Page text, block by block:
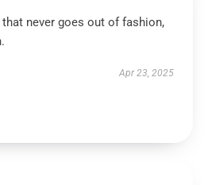
never goes out of fashion,
Apr 23, 2025